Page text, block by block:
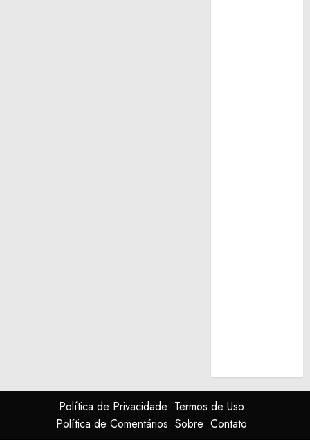
Política de Privacidade Termos de Uso
Política de Comentários Sobre Contato